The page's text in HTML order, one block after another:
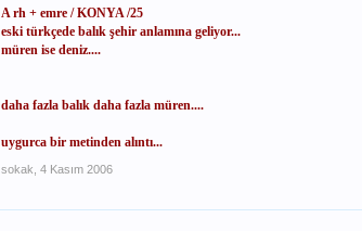
A rh + emre / KONYA /25
eski türkçede balık şehir anlamına geliyor...
müren ise deniz....
daha fazla balık daha fazla müren....
uygurca bir metinden alıntı...
sokak 4 Kasım 2006